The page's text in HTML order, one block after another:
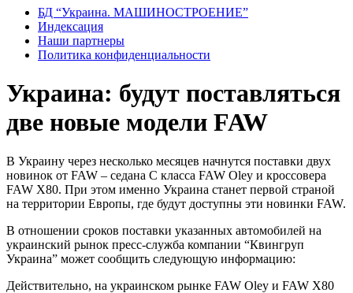
БД “Украина. МАШИНОСТРОЕНИЕ”
Индекcация
Наши партнеры
Политика конфиденциальности
Украина: будут поставляться
две новые модели FAW
В Украину через несколько месяцев начнутся поставки двух
новинок от FAW – седана С класса FAW Oley и кроссовера
FAW X80. При этом именно Украина станет первой страной
на территории Европы, где будут доступны эти новинки FAW.
В отношении сроков поставки указанных автомобилей на
украинский рынок пресс-служба компании “Квингруп
Украина” может сообщить следующую информацию:
Действительно, на украинском рынке FAW Oley и FAW X80